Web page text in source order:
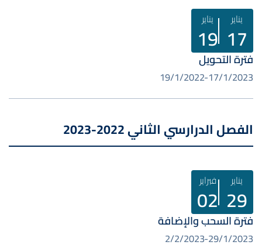
يناير
17
يناير
19
فترة التحويل
17/1/2023
19/1/2022
الفصل الدرارسي الثاني 2022-2023
يناير
29
فبراير
02
فترة السحب والإضافة
29/1/2023
2/2/2023